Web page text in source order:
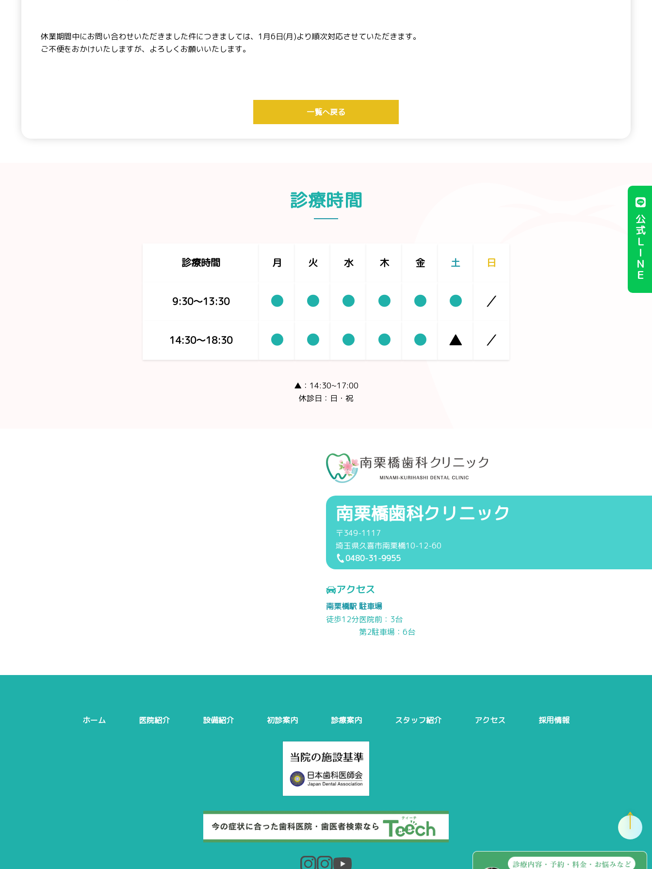
休業期間中にお問い合わせいただきました件につきましては、1月6日(月)より順次対応させていただきます。
ご不便をおかけいたしますが、よろしくお願いいたします。
一覧へ戻る
診療時間
診療時間 月 火 水 木 金 土 日
9:30〜13:30 ● ● ● ● ● ● ／
14:30〜18:30 ● ● ● ● ● ▲ ／
▲：14:30~17:00
休診日：日・祝
南栗橋歯科クリニック
〒349-1117
埼玉県久喜市南栗橋10-12-60
0480-31-9955
アクセス
南栗橋駅
徒歩12分
駐車場
医院前：3台
第2駐車場：6台
ホーム 医院紹介 設備紹介 初診案内 診療案内 スタッフ紹介 アクセス 採用情報
公式ＬＩＮＥ